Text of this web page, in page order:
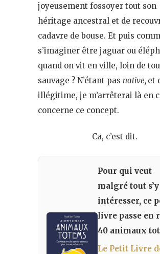
joyeusement fossoyer tout son
héritage ancestral et de
cadavre de bouse. Et puis
s’imaginer être jaguar ou
quand on vit en ville, loin de
sauvage ? N’étant pas native, et
illégitime, je m’arrêterai là en
concerne ce concept.
Ca, c’est dit.
Pour qui veut
malgré tout s’y
intéresser, ce
livre passe en
40 animaux
Le Petit Livre